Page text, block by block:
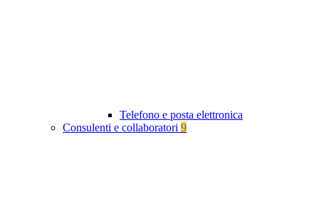
Telefono e posta elettronica
Consulenti e collaboratori 9